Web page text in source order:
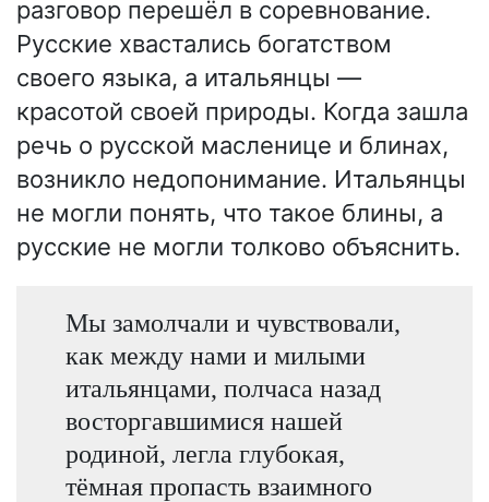
разговор перешёл в соревнование.
Русские хвастались богатством
своего языка, а итальянцы —
красотой своей природы. Когда зашла
речь о русской масленице и блинах,
возникло недопонимание. Итальянцы
не могли понять, что такое блины, а
русские не могли толково объяснить.
Мы замолчали и чувствовали,
как между нами и милыми
итальянцами, полчаса назад
восторгавшимися нашей
родиной, легла глубокая,
тёмная пропасть взаимного